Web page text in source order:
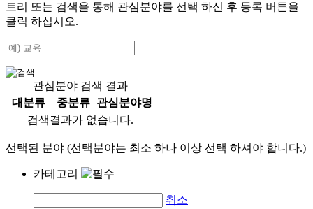
트리 또는 검색을 통해 관심분야를 선택 하신 후 등록 버튼을
클릭 하십시오.
관심분야 검색 결과
대분류
중분류
관심분야명
검색결과가 없습니다.
선택된 분야 (선택분야는 최소 하나 이상 선택 하셔야 합니다.)
카테고리
취소